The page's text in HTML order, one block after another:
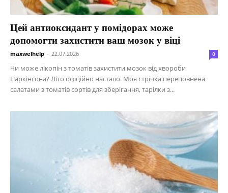
Цей антиоксидант у помідорах може
допомогти захистити ваш мозок у віці
maxwelhelp - 22.07.2026 0
Чи може лікопін з томатів захистити мозок від хвороби
Паркінсона? Літо офіційно настало. Моя стрічка переповнена
салатами з томатів сортів для зберігання, тарілки з...